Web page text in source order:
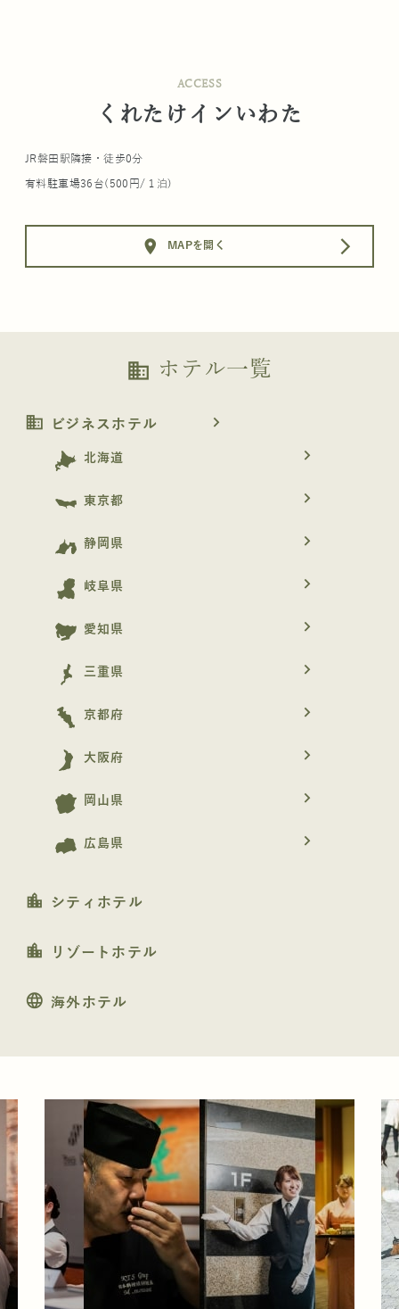
ACCESS
くれたけインいわた
JR磐田駅隣接・徒歩0分
有料駐車場36台(500円/１泊)
location_on MAPを開く arrow_forward_ios
business ホテル一覧
business ビジネスホテル navigate_next
北海道 navigate_next
東京都 navigate_next
静岡県 navigate_next
岐阜県 navigate_next
愛知県 navigate_next
三重県 navigate_next
京都府 navigate_next
大阪府 navigate_next
岡山県 navigate_next
広島県 navigate_next
location_city シティホテル
location_city リゾートホテル
language 海外ホテル